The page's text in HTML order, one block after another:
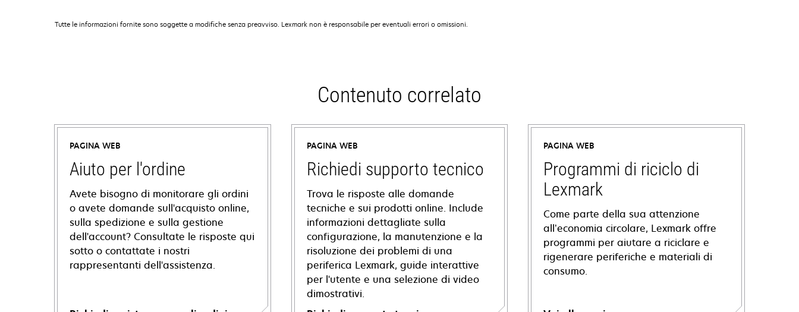
Tutte le informazioni fornite sono soggette a modifiche senza preavviso. Lexmark non è responsabile per eventuali errori o omissioni.
Contenuto correlato
PAGINA WEB
Aiuto per l'ordine
Avete bisogno di monitorare gli ordini
o avete domande sull'acquisto online,
sulla spedizione e sulla gestione
dell'account? Consultate le risposte qui
sotto o contattate i nostri
rappresentanti dell'assistenza.
PAGINA WEB
Richiedi supporto tecnico
Trova le risposte alle domande
tecniche e sui prodotti online. Include
informazioni dettagliate sulla
configurazione, la manutenzione e la
risoluzione dei problemi di una
periferica Lexmark, guide interattive
per l'utente e una selezione di video
dimostrativi.
PAGINA WEB
Programmi di riciclo di
Lexmark
Come parte della sua attenzione
all’economia circolare, Lexmark offre
programmi per aiutare a riciclare e
rigenerare periferiche e materiali di
consumo.